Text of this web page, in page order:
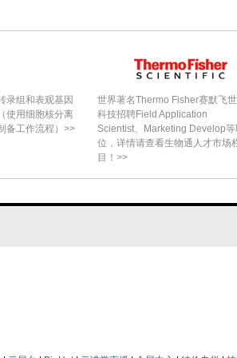
录组和表观基因
使用细胞核分离
备工作流程）>>
世界著名Thermo Fisher赛默飞
科技招聘Field Application
Scientist、Marketing Develop等
位，详情请查看生物通人才市场
目！>>